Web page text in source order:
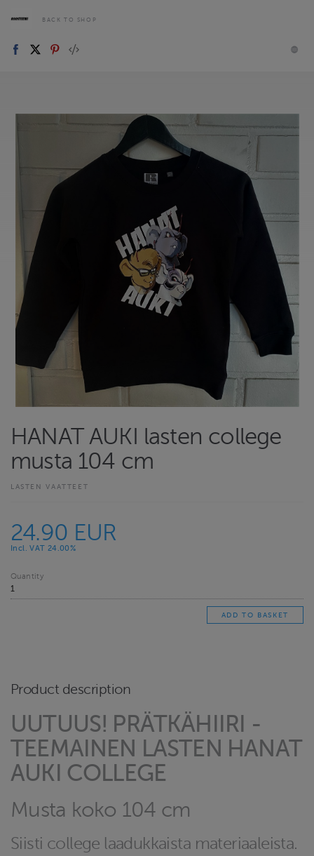
BACK TO SHOP
HANAT AUKI lasten college
musta 104 cm
LASTEN VAATTEET
24.90 EUR
Incl. VAT 24.00%
Quantity
Product description
UUTUUS! PRÄTKÄHIIRI -
TEEMAINEN LASTEN HANAT
AUKI COLLEGE
Musta koko 104 cm
Siisti college laadukkaista materiaaleista.